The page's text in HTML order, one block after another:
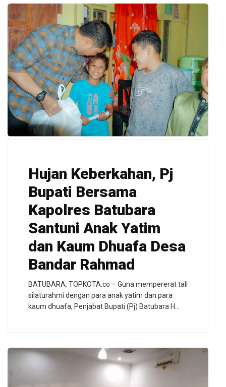
Hujan Keberkahan, Pj
Bupati Bersama
Kapolres Batubara
Santuni Anak Yatim
dan Kaum Dhuafa Desa
Bandar Rahmad
BATUBARA, TOPKOTA.co – Guna mempererat tali
silaturahmi dengan para anak yatim dan para
kaum dhuafa, Penjabat Bupati (Pj) Batubara H…